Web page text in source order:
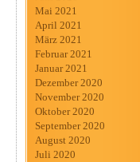
Mai 2021
April 2021
März 2021
Februar 2021
Januar 2021
Dezember 2020
November 2020
Oktober 2020
September 2020
August 2020
Juli 2020